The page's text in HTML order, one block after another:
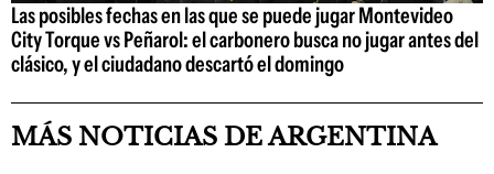
Las posibles fechas en las que se puede jugar Montevideo
City Torque vs Peñarol: el carbonero busca no jugar antes del
clásico, y el ciudadano descartó el domingo
MÁS NOTICIAS DE ARGENTINA